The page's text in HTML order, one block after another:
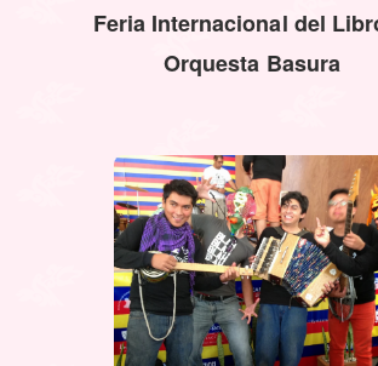
Feria Internacional del
Orquesta Basura